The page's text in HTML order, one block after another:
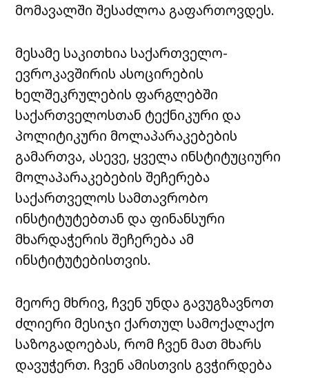
მომავალში შესაძლოა გაფართოვდეს.
მესამე საკითხია საქართველო-
ევროკავშირის ასოცირების
ხელშეკრულების ფარგლებში
საქართველოსთან ტექნიკური და
პოლიტიკური მოლაპარაკებების
გამართვა, ასევე, ყველა ინსტიტუციური
მოლაპარაკებების შეჩერება
საქართველოს სამთავრობო
ინსტიტუტებთან და ფინანსური
მხარდაჭერის შეჩერება ამ
ინსტიტუტებისთვის.
მეორე მხრივ, ჩვენ უნდა გავუგზავნოთ
ძლიერი მესიჯი ქართულ სამოქალაქო
საზოგადოებას, რომ ჩვენ მათ მხარს
დავუჭერთ. ჩვენ ამისთვის გვჭირდება